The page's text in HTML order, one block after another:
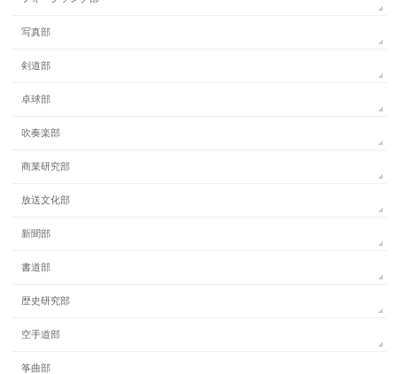
写真部
剣道部
卓球部
吹奏楽部
商業研究部
放送文化部
新聞部
書道部
歴史研究部
空手道部
筝曲部